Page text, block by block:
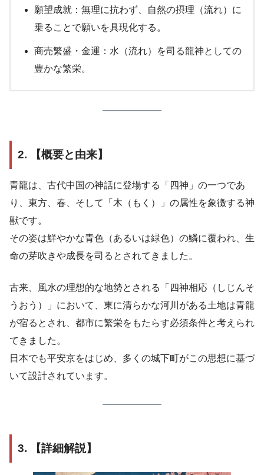
願望成就：無理に抗わず、自然の摂理（流れ）に
乗ることで願いを具現化する。
商売繁盛・金運：水（流れ）を司る龍神としての
豊かな繁栄。
2. 【概要と由来】
青龍は、古代中国の神話に登場する「四神」の一つであ
り、東方、春、そして「木（もく）」の属性を象徴する神
獣です。
その姿は鮮やかな青色（あるいは緑色）の鱗に覆われ、生
命の芽吹きや成長を司るとされてきました。
古来、風水の理想的な地勢とされる「四神相応（しじんそ
うおう）」において、東に清らかな河川がある土地は青龍
が宿るとされ、都市に繁栄をもたらす必須条件と考えられ
てきました。
日本でも平安京をはじめ、多くの城下町がこの思想に基づ
いて設計されています。
3. 【詳細解説】